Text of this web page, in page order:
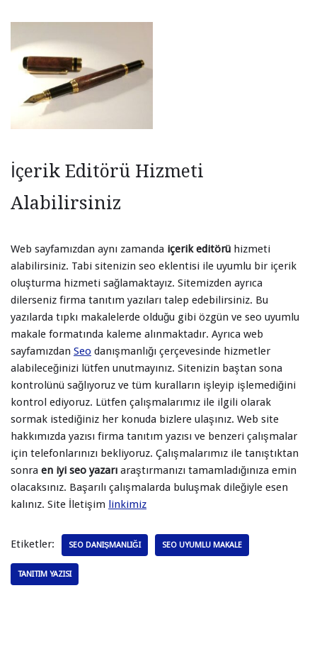
İçerik Editörü Hizmeti
Alabilirsiniz
Web sayfamızdan aynı zamanda içerik editörü hizmeti
alabilirsiniz. Tabi sitenizin seo eklentisi ile uyumlu bir içerik
oluşturma hizmeti sağlamaktayız. Sitemizden ayrıca
dilerseniz firma tanıtım yazıları talep edebilirsiniz. Bu
yazılarda tıpkı makalelerde olduğu gibi özgün ve seo uyumlu
makale formatında kaleme alınmaktadır. Ayrıca web
sayfamızdan Seo danışmanlığı çerçevesinde hizmetler
alabileceğinizi lütfen unutmayınız. Sitenizin baştan sona
kontrolünü sağlıyoruz ve tüm kuralların işleyip işlemediğini
kontrol ediyoruz. Lütfen çalışmalarımız ile ilgili olarak
sormak istediğiniz her konuda bizlere ulaşınız. Web site
hakkımızda yazısı firma tanıtım yazısı ve benzeri çalışmalar
için telefonlarınızı bekliyoruz. Çalışmalarımız ile tanıştıktan
sonra en iyi seo yazarı araştırmanızı tamamladığınıza emin
olacaksınız. Başarılı çalışmalarda buluşmak dileğiyle esen
kalınız. Site İletişim linkimiz
Etiketler: SEO DANIŞMANLIĞI SEO UYUMLU MAKALE
TANITIM YAZISI